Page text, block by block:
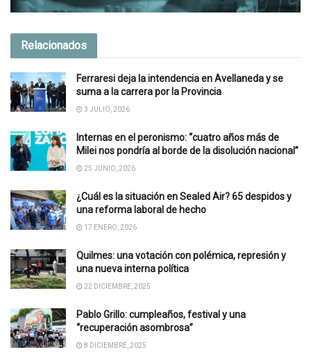
Relacionados
Ferraresi deja la intendencia en Avellaneda y se
suma a la carrera por la Provincia
3 JULIO, 2026
Internas en el peronismo: “cuatro años más de
Milei nos pondría al borde de la disolución nacional”
25 JUNIO, 2026
¿Cuál es la situación en Sealed Air? 65 despidos y
una reforma laboral de hecho
17 ENERO, 2026
Quilmes: una votación con polémica, represión y
una nueva interna política
22 DICIEMBRE, 2025
Pablo Grillo: cumpleaños, festival y una
“recuperación asombrosa”
8 DICIEMBRE, 2025